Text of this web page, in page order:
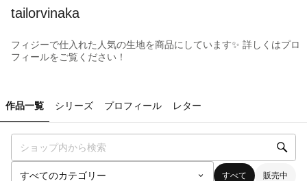
tailorvinaka
フィジーで仕入れた人気の生地を商品にしています✨ 詳しくはプロ
フィールをご覧ください！
作品一覧 シリーズ プロフィール レター
すべて 販売中